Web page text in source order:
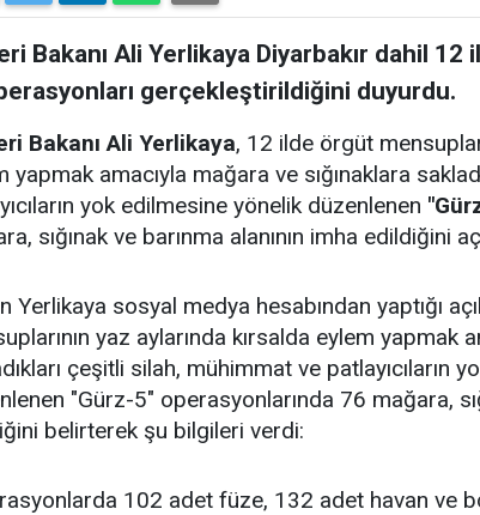
Bakanı Ali Yerlikaya Diyarbakır dahil
gerçekleştirildiğini duyurdu.
Bakanı Ali Yerlikaya, 12 ilde örgüt
yapmak amacıyla mağara ve sığınaklara
yok edilmesine yönelik düzenlenen
sığınak ve barınma alanının imha edildiğini
Yerlikaya sosyal medya hesabından yaptığı
yaz aylarında kırsalda eylem yapmak
çeşitli silah, mühimmat ve patlayıcıların
"Gürz-5" operasyonlarında 76 mağara,
belirterek şu bilgileri verdi:
102 adet füze, 132 adet havan ve